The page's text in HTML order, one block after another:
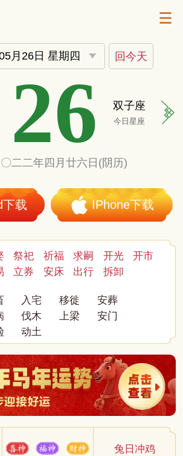
月26日 星期四 回今天
26 双子座
今日星座
二二年四月廿六日(阴历)
下载 IPhone下载
祭祀 祈福 求嗣 开光
开市
立券 安床 出行 拆卸
入宅 移徙
安葬
伐木 上梁
安门
动土
兔日冲鸡